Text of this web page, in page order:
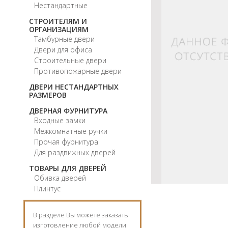
Нестандартные
СТРОИТЕЛЯМ И
ОРГАНИЗАЦИЯМ
Тамбурные двери
Двери для офиса
Строительные двери
Противопожарные двери
ДВЕРИ НЕСТАНДАРТНЫХ
РАЗМЕРОВ
ДВЕРНАЯ ФУРНИТУРА
Входные замки
Межкомнатные ручки
Прочая фурнитура
Для раздвижных дверей
ТОВАРЫ ДЛЯ ДВЕРЕЙ
Обивка дверей
Плинтус
В разделе Вы можете заказать
изготовление любой модели